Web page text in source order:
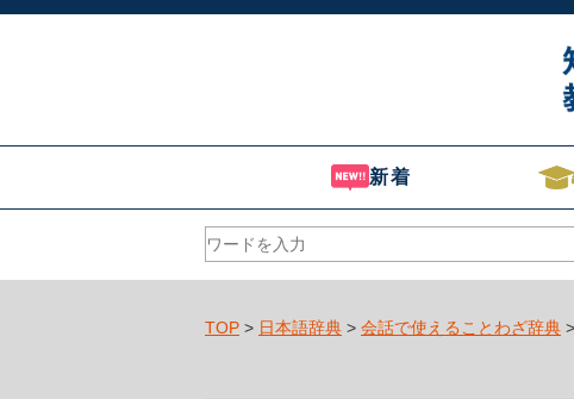
新着
TOP > 日本語辞典 > 会話で使えることわざ辞典